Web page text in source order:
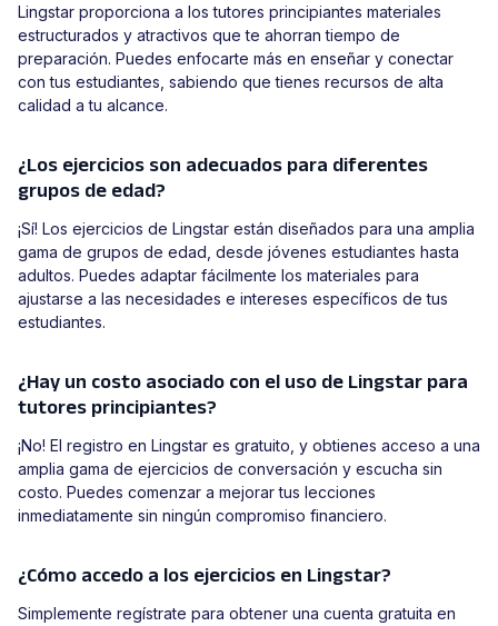
Lingstar proporciona a los tutores principiantes materiales
estructurados y atractivos que te ahorran tiempo de
preparación. Puedes enfocarte más en enseñar y conectar
con tus estudiantes, sabiendo que tienes recursos de alta
calidad a tu alcance.
¿Los ejercicios son adecuados para diferentes
grupos de edad?
¡Sí! Los ejercicios de Lingstar están diseñados para una amplia
gama de grupos de edad, desde jóvenes estudiantes hasta
adultos. Puedes adaptar fácilmente los materiales para
ajustarse a las necesidades e intereses específicos de tus
estudiantes.
¿Hay un costo asociado con el uso de Lingstar para
tutores principiantes?
¡No! El registro en Lingstar es gratuito, y obtienes acceso a una
amplia gama de ejercicios de conversación y escucha sin
costo. Puedes comenzar a mejorar tus lecciones
inmediatamente sin ningún compromiso financiero.
¿Cómo accedo a los ejercicios en Lingstar?
Simplemente regístrate para obtener una cuenta gratuita en